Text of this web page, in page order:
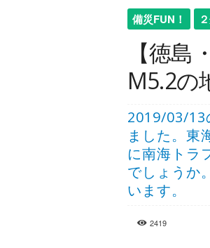
備災FUN！
【徳島
M5.2の
2019/03/13
ました。東
に南海トラ
でしょうか
います。
2419